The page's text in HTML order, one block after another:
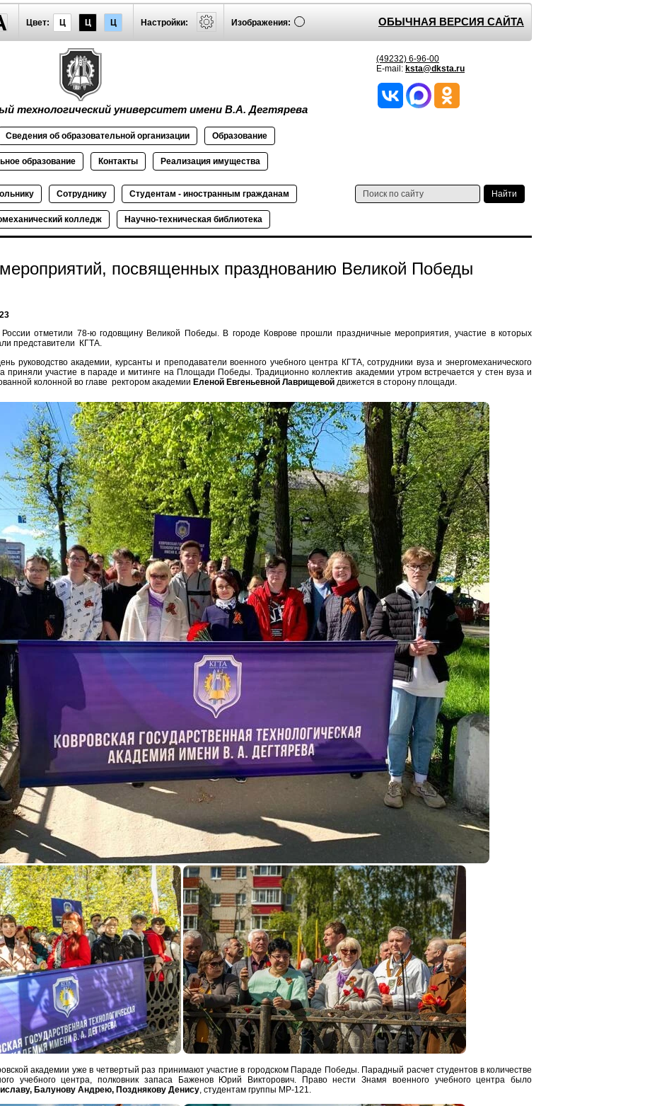
Цвет: Ц Ц Ц Настройки: Изображения: ОБЫЧНАЯ ВЕРСИЯ САЙТА
технологический университет имени В.А. Дегтярева
(49232) 6-96-00
E-mail: ksta@dksta.ru
Сведения об образовательной организации Образование
образование Контакты Реализация имущества
Сотруднику Студентам - иностранным гражданам
колледж Научно-техническая библиотека
посвященных празднованию Великой Победы
отметили 78-ю годовщину Великой Победы. В городе Коврове прошли праздничные мероприятия, участие в которых
представители КГТА.
руководство академии, курсанты и преподаватели военного учебного центра КГТА, сотрудники вуза и энергомеханического
приняли участие в параде и митинге на Площади Победы. Традиционно коллектив академии утром встречается у стен вуза и
колонной во главе ректором академии Еленой Евгеньевной Лаврищевой движется в сторону площади.
академии уже в четвертый раз принимают участие в городском Параде Победы. Парадный расчет студентов в количестве
учебного центра, полковник запаса Баженов Юрий Викторович. Право нести Знамя военного учебного центра было
Балунову Андрею, Позднякову Денису, студентам группы МР-121.